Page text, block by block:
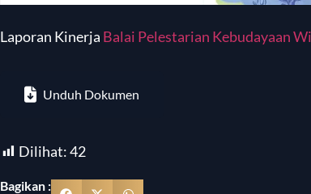
Laporan Kinerja Balai Pelestarian Kebudayaan
Unduh Dokumen
Dilihat:42
Bagikan :